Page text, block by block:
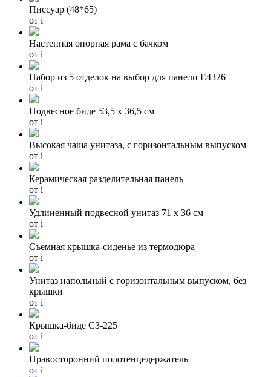
Писсуар (48*65)
от i
Настенная опорная рама с бачком
от i
Набор из 5 отделок на выбор для панели Е4326
от i
Подвесное биде 53,5 х 36,5 см
от i
Высокая чаша унитаза, с горизонтальным выпуском
от i
Керамическая разделительная панель
от i
Удлиненный подвесной унитаз 71 x 36 см
от i
Съемная крышка-сиденье из термодюра
от i
Унитаз напольный с горизонтальным выпуском, без
крышки
от i
Крышка-биде C3-225
от i
Правосторонний полотенцедержатель
от i